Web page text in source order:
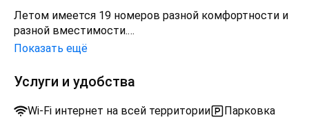
Летом имеется 19 номеров разной комфортности и
разной вместимости.
Зимой имеется 13 номеров ( с отоплением).
Жемчужина предлагает комплекс услуг -
проживание, питание, баня, автопарковка, беседки
с мангальными зонами. Имеется целый флот своих
Показать ещё
Услуги и удобства
Wi-Fi интернет на всей территории Парковка